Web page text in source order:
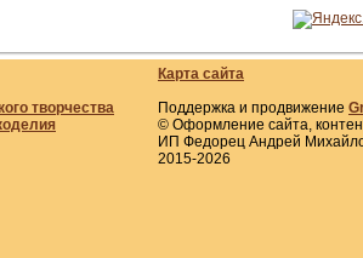
творчества
Карта сайта
Поддержка и продвижение
© Оформление сайта,
ИП Федорец Андрей
2015-2026